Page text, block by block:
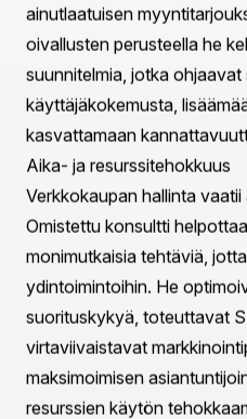
liiketoimintasi
yhteistyö konsultin kanssa
lisätä myyntiä ja lopulta
verkkokauppahankkeeseen.
Miksi palkata Shopify-
Asiantuntemus Shopify-
Shopify’n laajan
pelottavaa. Yli 3 500
ominaisuuksia tekevät
ymmärtämisestä
mutta haastavaa. Shopify-
ekosysteemin hyvin ja
ominaisuuksia, jotka ovat
liiketoimintatavoitteidesi